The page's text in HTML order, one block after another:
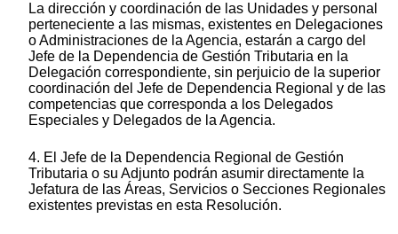
La dirección y coordinación de las Unidades y personal
perteneciente a las mismas, existentes en Delegaciones
o Administraciones de la Agencia, estarán a cargo del
Jefe de la Dependencia de Gestión Tributaria en la
Delegación correspondiente, sin perjuicio de la superior
coordinación del Jefe de Dependencia Regional y de las
competencias que corresponda a los Delegados
Especiales y Delegados de la Agencia.
4. El Jefe de la Dependencia Regional de Gestión
Tributaria o su Adjunto podrán asumir directamente la
Jefatura de las Áreas, Servicios o Secciones Regionales
existentes previstas en esta Resolución.